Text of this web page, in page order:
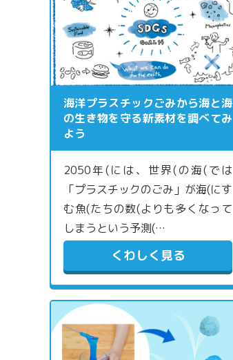
海洋プラスチックごみから海と海
の生き物を守る新素材を調べてみ
よう
2050年(には、世界(の海(では
「プラスチックのごみ」が海(にす
む魚(たちの数(よりも多くなって
しまうという予測(…
くわしく見る